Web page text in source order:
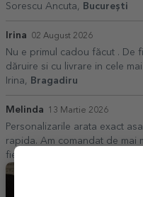
Sorescu Ancuta,
București
Irina 02 August 2026
Nu e primul cadou făcut . De
dăruire si cu livrare in cele
Irina,
Bragadiru
Melinda 13 Martie 2026
Personalizarile arata exact
rapida. Am comandat de mai
fiecare data.